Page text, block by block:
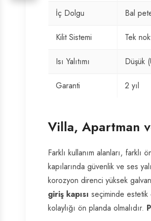
İç Dolgu Bal
Kilit Sistemi Tek
Isı Yalıtımı Düşük
Garanti 2 yıl
Villa, Apartman
Farklı kullanım alanları,
kapılarında güvenlik ve ses
korozyon direnci yüksek
giriş kapısı seçiminde estetik
kolaylığı ön planda olmalıdır.